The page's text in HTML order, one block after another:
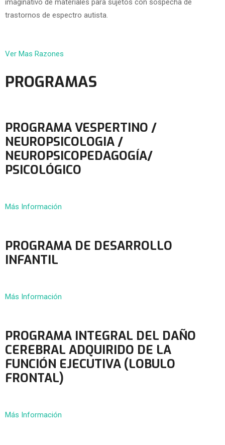
imaginativo de materiales para sujetos con sospecha de
trastornos de espectro autista.
Ver Mas Razones
PROGRAMAS
PROGRAMA VESPERTINO /
NEUROPSICOLOGIA /
NEUROPSICOPEDAGOGÍA/
PSICOLÓGICO
Más Información
PROGRAMA DE DESARROLLO
INFANTIL
Más Información
PROGRAMA INTEGRAL DEL DAÑO
CEREBRAL ADQUIRIDO DE LA
FUNCIÓN EJECUTIVA (LOBULO
FRONTAL)
Más Información